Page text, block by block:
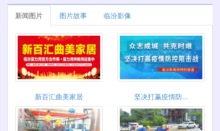
新闻图片 图片故事 临汾影像
新百汇曲美家居 坚决打赢疫情防...